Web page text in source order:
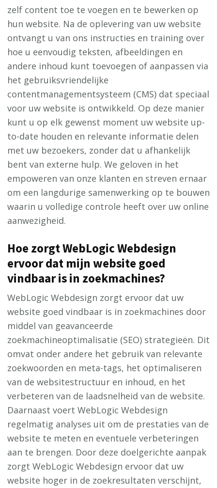
zelf content toe te voegen en te bewerken op
hun website. Na de oplevering van uw website
ontvangt u van ons instructies en training over
hoe u eenvoudig teksten, afbeeldingen en
andere inhoud kunt toevoegen of aanpassen via
het gebruiksvriendelijke
contentmanagementsysteem (CMS) dat speciaal
voor uw website is ontwikkeld. Op deze manier
kunt u op elk gewenst moment uw website up-
to-date houden en relevante informatie delen
met uw bezoekers, zonder dat u afhankelijk
bent van externe hulp. We geloven in het
empoweren van onze klanten en streven ernaar
om een langdurige samenwerking op te bouwen
waarin u volledige controle heeft over uw online
aanwezigheid.
Hoe zorgt WebLogic Webdesign
ervoor dat mijn website goed
vindbaar is in zoekmachines?
WebLogic Webdesign zorgt ervoor dat uw
website goed vindbaar is in zoekmachines door
middel van geavanceerde
zoekmachineoptimalisatie (SEO) strategieën. Dit
omvat onder andere het gebruik van relevante
zoekwoorden en meta-tags, het optimaliseren
van de websitestructuur en inhoud, en het
verbeteren van de laadsnelheid van de website.
Daarnaast voert WebLogic Webdesign
regelmatig analyses uit om de prestaties van de
website te meten en eventuele verbeteringen
aan te brengen. Door deze doelgerichte aanpak
zorgt WebLogic Webdesign ervoor dat uw
website hoger in de zoekresultaten verschijnt,